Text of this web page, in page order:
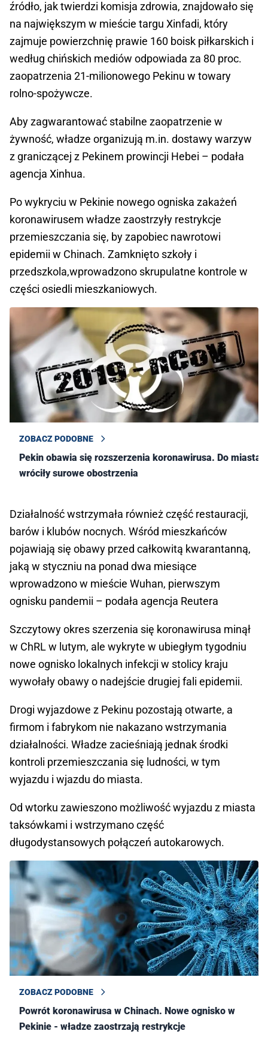
źródło, jak twierdzi komisja zdrowia, znajdowało się
na największym w mieście targu Xinfadi, który
zajmuje powierzchnię prawie 160 boisk piłkarskich i
według chińskich mediów odpowiada za 80 proc.
zaopatrzenia 21-milionowego Pekinu w towary
rolno-spożywcze.
Aby zagwarantować stabilne zaopatrzenie w
żywność, władze organizują m.in. dostawy warzyw
z graniczącej z Pekinem prowincji Hebei – podała
agencja Xinhua.
Po wykryciu w Pekinie nowego ogniska zakażeń
koronawirusem władze zaostrzyły restrykcje
przemieszczania się, by zapobiec nawrotowi
epidemii w Chinach. Zamknięto szkoły i
przedszkola,wprowadzono skrupulatne kontrole w
części osiedli mieszkaniowych.
ZOBACZ PODOBNE
Pekin obawia się rozszerzenia koronawirusa. Do miasta
wróciły surowe obostrzenia
Działalność wstrzymała również część restauracji,
barów i klubów nocnych. Wśród mieszkańców
pojawiają się obawy przed całkowitą kwarantanną,
jaką w styczniu na ponad dwa miesiące
wprowadzono w mieście Wuhan, pierwszym
ognisku pandemii – podała agencja Reutera
Szczytowy okres szerzenia się koronawirusa minął
w ChRL w lutym, ale wykryte w ubiegłym tygodniu
nowe ognisko lokalnych infekcji w stolicy kraju
wywołały obawy o nadejście drugiej fali epidemii.
Drogi wyjazdowe z Pekinu pozostają otwarte, a
firmom i fabrykom nie nakazano wstrzymania
działalności. Władze zacieśniają jednak środki
kontroli przemieszczania się ludności, w tym
wyjazdu i wjazdu do miasta.
Od wtorku zawieszono możliwość wyjazdu z miasta
taksówkami i wstrzymano część
długodystansowych połączeń autokarowych.
ZOBACZ PODOBNE
Powrót koronawirusa w Chinach. Nowe ognisko w
Pekinie - władze zaostrzają restrykcje